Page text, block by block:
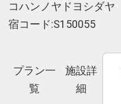
コハンノヤドヨシダヤ
宿コード:S150055
プラン一
覧
施設詳
細